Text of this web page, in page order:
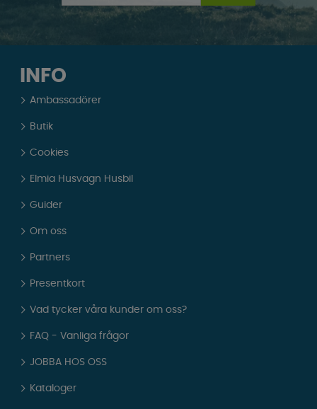
INFO
Ambassadörer
Butik
Cookies
Elmia Husvagn Husbil
Guider
Om oss
Partners
Presentkort
Vad tycker våra kunder om oss?
FAQ - Vanliga frågor
JOBBA HOS OSS
Kataloger